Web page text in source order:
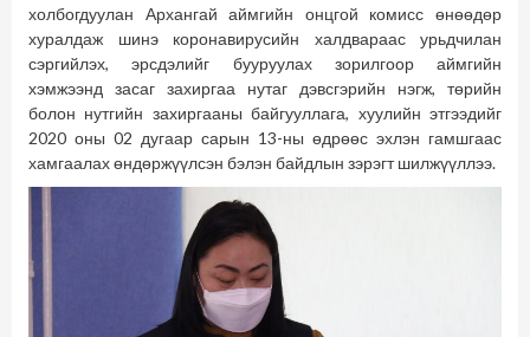
холбогдуулан Архангай аймгийн онцгой комисс өнөөдөр
хуралдаж шинэ коронавирусийн халдвараас урьдчилан
сэргийлэх, эрсдэлийг бууруулах зорилгоор аймгийн
хэмжээнд засаг захиргаа нутаг дэвсгэрийн нэгж, төрийн
болон нутгийн захиргааны байгууллага, хуулийн этгээдийг
2020 оны 02 дугаар сарын 13-ны өдрөөс эхлэн гамшгаас
хамгаалах өндөржүүлсэн бэлэн байдлын зэрэгт шилжүүллээ.